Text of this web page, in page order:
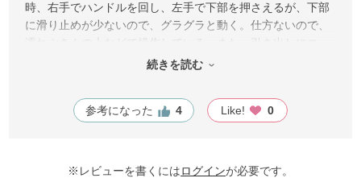
時、右手でハンドルを回し、左手で下部を押さえるが、下部
に滑り止めが少ないので、グラグラと動く。仕方ないので、
濡れぶきんの上などで操作している。また、引き出しにコー
ヒー粉が溜まる仕組みだが、引き出しの下にもこぼれる。と
続きを読む
参考になった 4 Like! 0
※レビューを書くにはログインが必要です。